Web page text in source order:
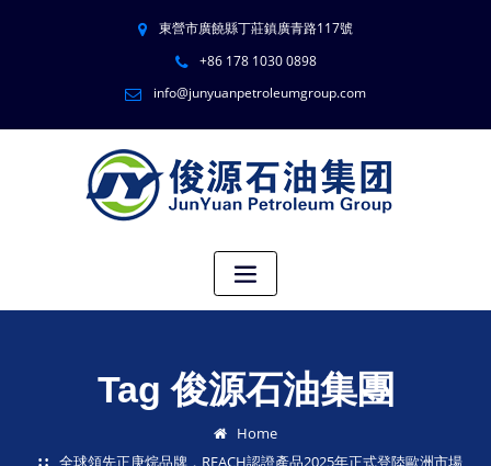
東營市廣饒縣丁莊鎮廣青路117號
+86 178 1030 0898
info@junyuanpetroleumgroup.com
Tag 俊源石油集團
Home
全球領先正庚烷品牌，REACH認證產品2025年正式登陸歐洲市場